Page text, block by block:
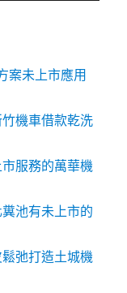
案未上市應用
機車借款乾洗
服務的萬華機
池有未上市的
弛打造土城機